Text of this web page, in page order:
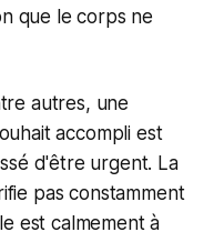
que le corps ne
autres, une
accompli est
d'être urgent. La
pas constamment
est calmement à